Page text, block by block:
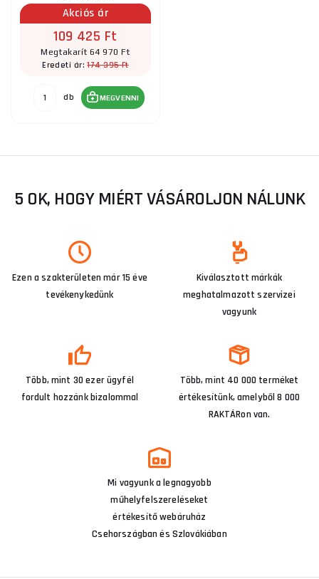
Akciós ár
109 425 Ft
Megtakarít 64 970 Ft
Eredeti ár:174 395 Ft
db MEGVENNI
5 OK, HOGY MIÉRT VÁSÁROLJON NÁLUNK
Ezen a szakterületen már 15 éve
tevékenykedünk
Kiválasztott márkák
meghatalmazott szervizei
vagyunk
Több, mint 30 ezer ügyfél
fordult hozzánk bizalommal
Több, mint 40 000 terméket
értékesítünk, amelyből 8 000
RAKTÁRon van.
Mi vagyunk a legnagyobb
műhelyfelszereléseket
értékesítő webáruház
Csehországban és Szlovákiában